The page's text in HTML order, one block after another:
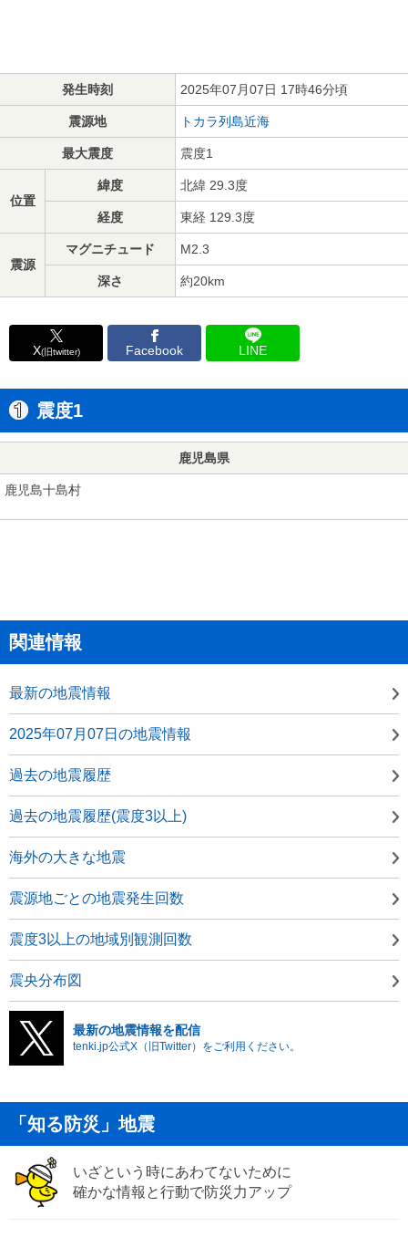
発生時刻 2025年07月07日 17時46分頃
震源地 トカラ列島近海
最大震度 震度1
位置
緯度 北緯 29.3度
経度 東経 129.3度
震源
マグニチュード M2.3
深さ 約20km
X(旧twitter) Facebook LINE
震度1
鹿児島県
鹿児島十島村
関連情報
最新の地震情報
2025年07月07日の地震情報
過去の地震履歴
過去の地震履歴(震度3以上)
海外の大きな地震
震源地ごとの地震発生回数
震度3以上の地域別観測回数
震央分布図
最新の地震情報を配信
tenki.jp公式X（旧Twitter）をご利用ください。
「知る防災」地震
いざという時にあわてないために
確かな情報と行動で防災力アップ